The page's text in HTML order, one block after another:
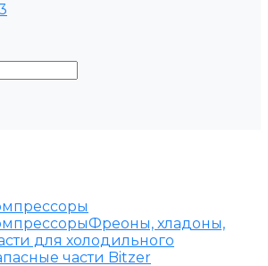
Фреоны, хладоны,
для холодильного
части Bitzer